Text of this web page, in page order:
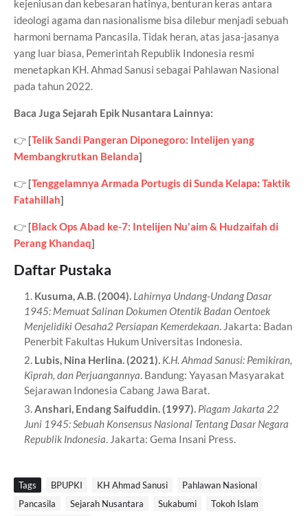
kejeniusan dan kebesaran hatinya, benturan keras antara
ideologi agama dan nasionalisme bisa dilebur menjadi sebuah
harmoni bernama Pancasila. Tidak heran, atas jasa-jasanya
yang luar biasa, Pemerintah Republik Indonesia resmi
menetapkan KH. Ahmad Sanusi sebagai Pahlawan Nasional
pada tahun 2022.
Baca Juga Sejarah Epik Nusantara Lainnya:
👉 [Telik Sandi Pangeran Diponegoro: Intelijen yang
Membangkrutkan Belanda]
👉 [Tenggelamnya Armada Portugis di Sunda Kelapa: Taktik
Fatahillah]
👉 [Black Ops Abad ke-7: Intelijen Nu'aim & Hudzaifah di
Perang Khandaq]
Daftar Pustaka
Kusuma, A.B.(2004). Lahirnya Undang-Undang Dasar
1945: Memuat Salinan Dokumen Otentik Badan Oentoek
Menjelidiki Oesaha2 Persiapan Kemerdekaan. Jakarta: Badan
Penerbit Fakultas Hukum Universitas Indonesia.
Lubis, Nina Herlina.(2021). K.H. Ahmad Sanusi: Pemikiran,
Kiprah, dan Perjuangannya. Bandung: Yayasan Masyarakat
Sejarawan Indonesia Cabang Jawa Barat.
Anshari, Endang Saifuddin.(1997). Piagam Jakarta 22
Juni 1945: Sebuah Konsensus Nasional Tentang Dasar Negara
Republik Indonesia. Jakarta: Gema Insani Press.
Tags BPUPKI KH Ahmad Sanusi
Pahlawan Nasional
Pancasila
Sejarah Nusantara Sukabumi
Tokoh Islam